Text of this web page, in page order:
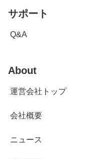
サポート
Q&A
About
運営会社トップ
会社概要
ニュース